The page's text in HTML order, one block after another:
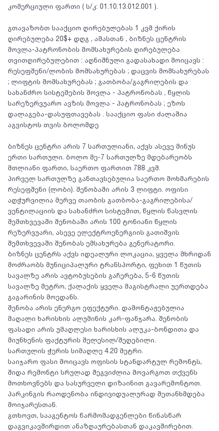
კომერციული ფართი ( ს/კ: 01.10.13.012.001 ).
გთავაზობთ სააქციო ღირებულებას 1 კვმ ქირის
ღირებულება 20$+ დღგ , ამასთან , ბიზნეს ცენტრის
მოვლა-პატრონობის მომსახურების ღირებულება
თვითღირებულებით : აღნიშნული გადასახადი მოიცავს :
რესეფშენი/ლობის მომსახურებას ; დაცვის მომსახურებას
; ლიფტის მომსახურებას ; გათბობა/გაგრილების და
სახანძრო სისტემების მოვლა - პატრონობას , წყლის
სარეზერვუარო ავზის მოვლა - პატრონობას ; ეზოს
დალაგება-დასუფთავებას . სააქციო ფასი ძალაშია
აგვისტოს თვის ბოლომდე
ბიზნეს ცენტრი არის 7 სართულიანი, აქვს ასევე მინუს
ერთი სართული. ბოლო მე-7 სართულზე მდებარეობს
მთლიანი ფართი, საერთო ფართით 788 კვმ.
პირველ სართულზე განთავსებულია საერთო მოხმარების
რესეფშენი (ლობი). შენობაში არის 3 ლიფტი. ოფისი
აღჭურვილია მერვე თაობის გათბობა-გაგრილებისა/
ვენტილაციის და სახანძრო სისტემით, წყლის წასვლის
შემთხვევაში შენობაში არის 100 ტონიანი წყლის
რეზერვუარი, ასევე ელექტროენერგიის გათიშვის
შემთხვევაში შენობას ემსახურება გენერატორი.
ბიზნეს ცენტრს აქვს იდეალური ლოკაცია, ყველა მხრიდან
მოძრაობს მუნიციპალური ტრანსპორტი, ფეხით 1 წუთის
სავალზე არის ავტობუსების გაჩერება, 5-6 წუთის
სავალზე მეტრო, ქალაქის ყველა მაგისტრალი უერთდება
გაგარინის მოედანს.
შენობა არის ენერგო ეფექტური. დამონტაჟებულია
მაღალი ხარისხის ალუმინის კარ-ფანჯარა. შენობის
ფასადი არის უმაღლესი ხარისხის ალუკა-ბონდითა და
მიუნხენის ფაქტურის შელესილ/შეღებილი.
სართულის ჭერის სიმაღლე 4.20 მეტრი.
საიჯარო ფასი მოიცავს ოფისის სტანდარტულ რემონტს,
შიდა რემონტი სრულად შეგვიძლია მოვარგოთ თქვენს
მოთხოვნებს და სასურველი დიზაინით გავარემონტოთ.
პარკინგის რაოდენობა ინდივიდუალურად შეთანხმდება
მოიჯარესთან.
გთხოვთ, სააგენტოს წარმომადგენლები წინასწარ
დაგვიკავშირდით ანაზღაურებასთან დაკავშირებით.